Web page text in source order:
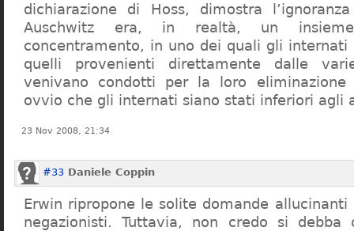
dichiarazione di Hoss, dimostra
Auschwitz era, in realtà, un
concentramento, in uno dei quali gli
quelli provenienti direttamente dalle
venivano condotti per la loro eliminazione
ovvio che gli internati siano stati inferiori agli
23 Nov 2008, 21:34
#33 Daniele Coppin
Erwin ripropone le solite domande
negazionisti. Tuttavia, non credo si debba